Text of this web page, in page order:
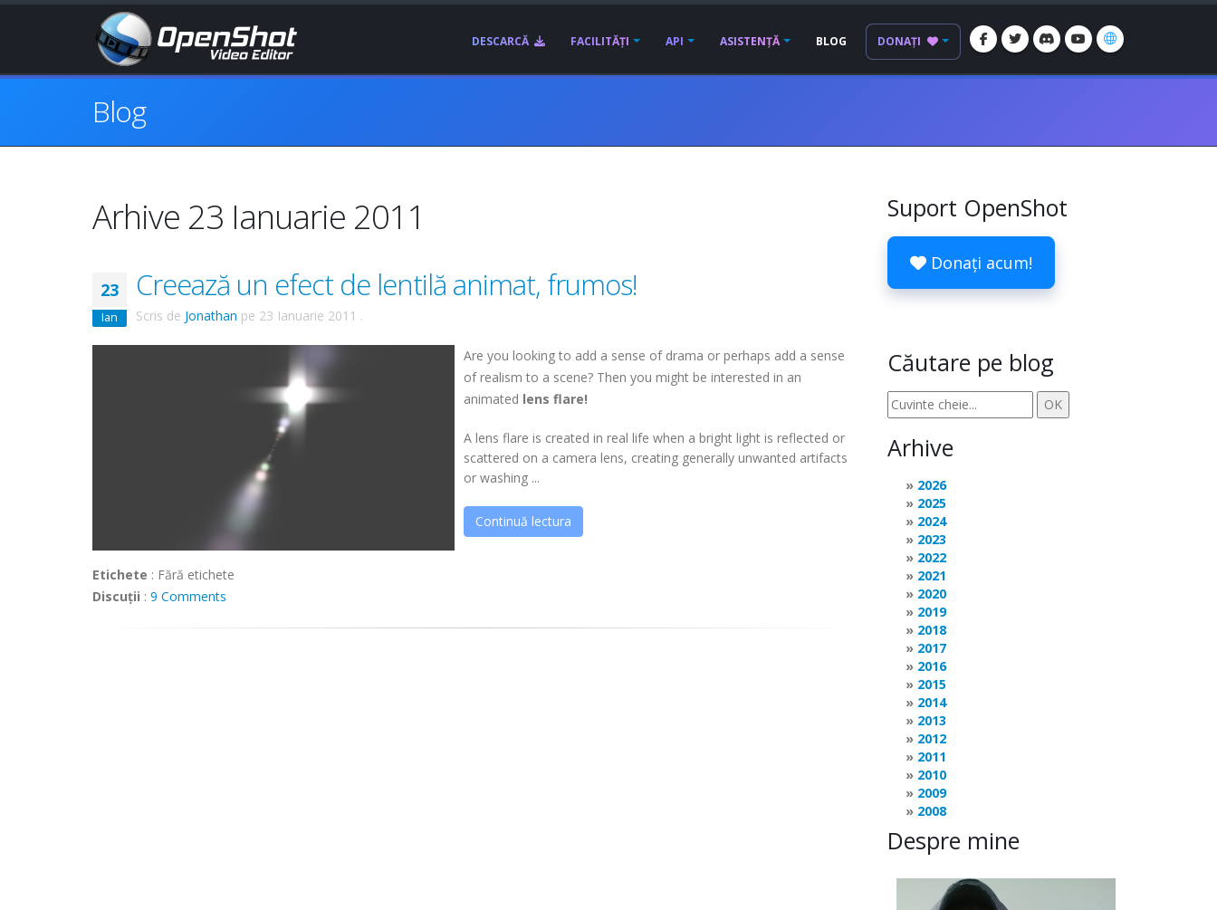
DESCARCĂ FACILITĂȚI API ASISTENȚĂ BLOG DONAȚI
Blog
Arhive 23 Ianuarie 2011
23
Ian
Creează un efect de lentilă animat, frumos!
Scris de Jonathan pe 23 Ianuarie 2011 .
Are you looking to add a sense of drama or perhaps add a sense
of realism to a scene? Then you might be interested in an
animated lens flare!
A lens flare is created in real life when a bright light is reflected or
scattered on a camera lens, creating generally unwanted artifacts
or washing ...
Continuă lectura
Etichete : Fără etichete
Discuții : 9 Comments
Suport OpenShot
Donați acum!
Căutare pe blog
Arhive
2026
2025
2024
2023
2022
2021
2020
2019
2018
2017
2016
2015
2014
2013
2012
2011
2010
2009
2008
Despre mine